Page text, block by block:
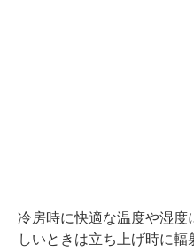
冷房時に快適な温度や湿
しいときは立ち上げ時に